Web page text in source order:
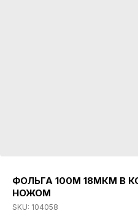
ФОЛЬГА 100М 18МКМ В
НОЖОМ
SKU: 104058